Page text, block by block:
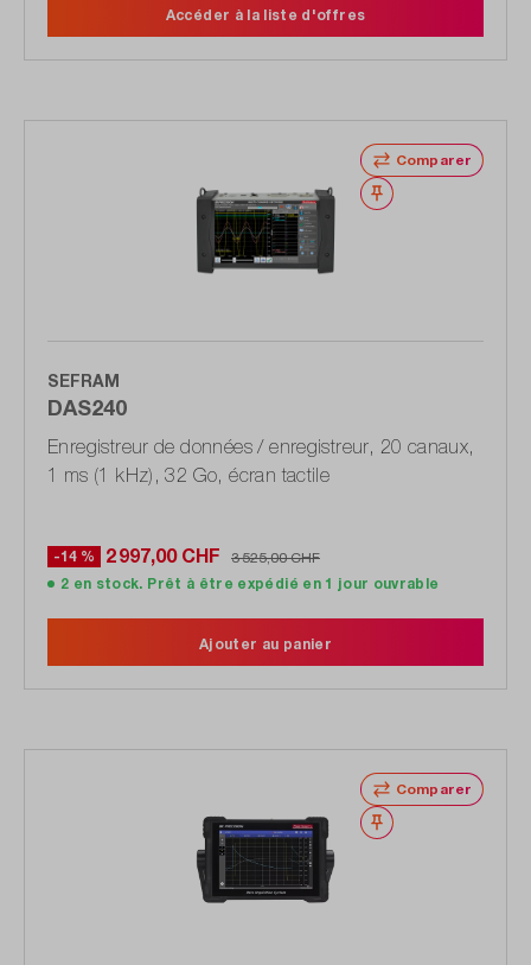
Accéder à la liste d'offres
Comparer
Noter
SEFRAM
DAS240
Enregistreur de données / enregistreur, 20 canaux,
1 ms (1 kHz), 32 Go, écran tactile
-14 % 2 997,00 CHF
3 525,00 CHF
2 en stock. Prêt à être expédié en 1 jour ouvrable
Ajouter au panier
Comparer
Noter